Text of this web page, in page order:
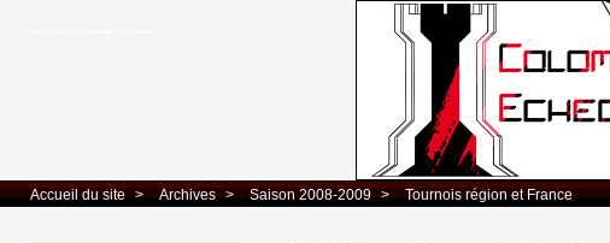
Accueil du site > Archives > Saison 2008-2009 > Tournois région et France